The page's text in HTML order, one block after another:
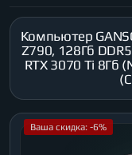
Компьютер
Z790, 128Гб
RTX 3070 Ti 8Гб
Ваша скидка: -6%